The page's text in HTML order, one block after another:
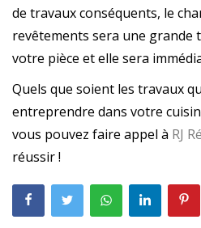
de travaux conséquents, le
revêtements sera une
votre pièce et elle sera
Quels que soient les travaux
entreprendre dans votre
vous pouvez faire appel à RJ
réussir !